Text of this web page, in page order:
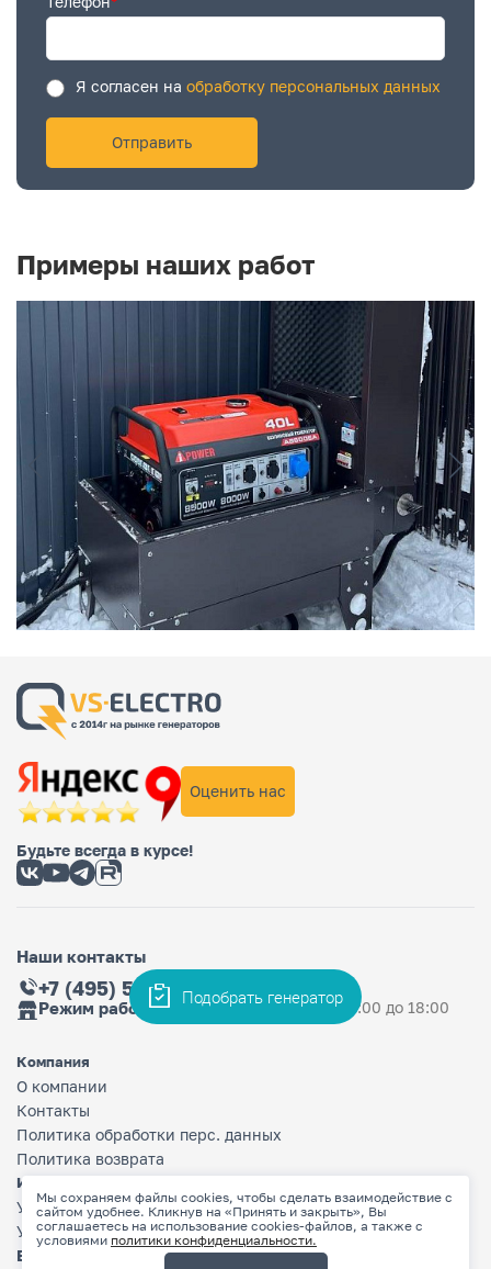
Я согласен на обработку персональных данных
Примеры наших работ
Оценить нас
Будьте всегда в курсе!
Наши контакты
+7 (495) 565-36-33
Режим работы магазинаЕжедневно: с 9:00 до 18:00
Компания
О компании
Контакты
Политика обработки перс. данных
Политика возврата
Информация
Условия оплаты
Условия доставки
Бренды
Мы сохраняем файлы cookies, чтобы сделать взаимодействие с
сайтом удобнее. Кликнув на «Принять и закрыть», Вы
соглашаетесь на использование cookies-файлов, а также с
условиями политики конфиденциальности.
Подобрать генератор